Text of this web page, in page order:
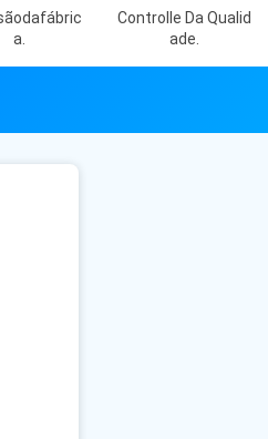
A.
Controlle Da Qualid
Ade.